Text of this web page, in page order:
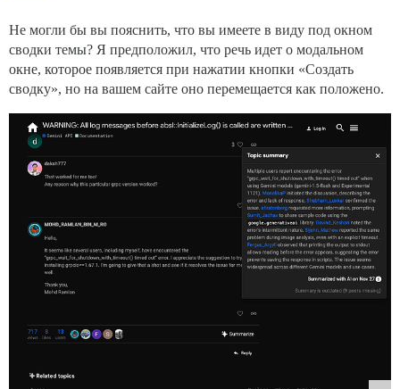
Не могли бы вы пояснить, что вы имеете в виду под окном
сводки темы? Я предположил, что речь идет о модальном
окне, которое появляется при нажатии кнопки «Создать
сводку», но на вашем сайте оно перемещается как положено.